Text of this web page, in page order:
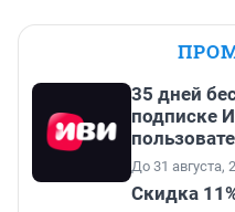
35 дней
подписке
До 31 августа,
Скидка